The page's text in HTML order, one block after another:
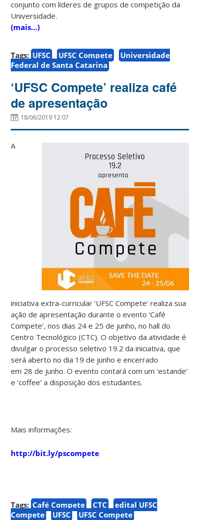
conjunto com líderes de grupos de competição da
Universidade.
(mais…)
Tags: UFSC UFSC Compete
Universidade
Federal de Santa Catarina
‘UFSC Compete’ realiza café
de apresentação
18/06/2019 12:07
A
iniciativa extra-curricular ‘UFSC Compete’ realiza sua
ação de apresentação durante o evento ‘Café
Compete’, nos dias 24 e 25 de junho, no hall do
Centro Tecnológico (CTC). O objetivo da atividade é
divulgar o processo seletivo 19.2 da iniciativa, que
será aberto no dia 19 de junho e encerrado
em 28 de junho. O evento contará com um ‘estande’
e ‘coffee’ a disposição dos estudantes.
Mais informações:
http://bit.ly/pscompete
Tags: Café Compete CTC
edital UFSC
Compete
UFSC UFSC Compete